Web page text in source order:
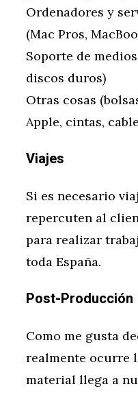
Ordenadores y
(Mac Pros,
Soporte de
discos duros)
Otras cosas
Apple, cintas,
Viajes
Si es necesario
repercuten al
para realizar
toda España.
Post-Producción
Como me gusta
realmente ocurre
material llega a